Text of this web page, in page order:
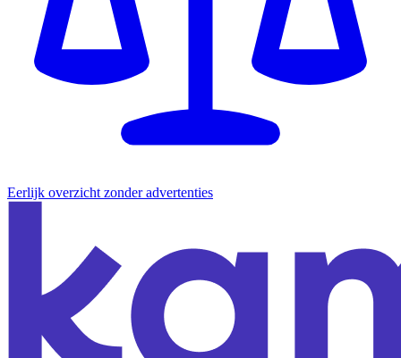
Eerlijk overzicht zonder advertenties